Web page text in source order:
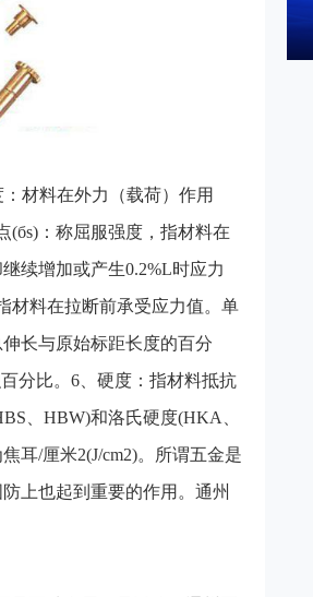
材料在外力（载荷）作用
(бs)：称屈服强度，指材料在
续增加或产生0.2%L时应力
材料在拉断前承受应力值。单
长与原始标距长度的百分
分比。6、硬度：指材料抵抗
、HBW)和洛氏硬度(HKA、
耳/厘米2(J/cm2)。所谓五金是
上也起到重要的作用。通州